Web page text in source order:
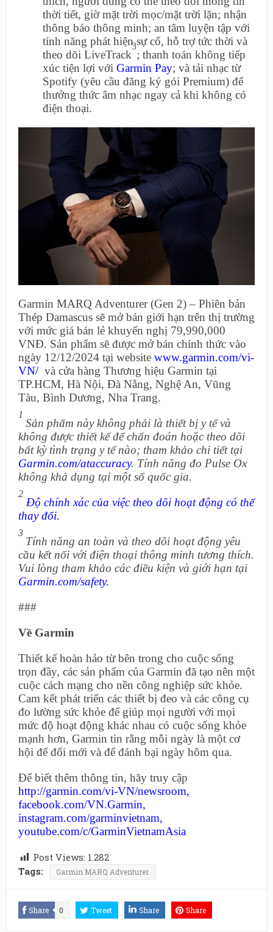
thời tiết, giờ mặt trời mọc/mặt trời lặn; nhận
thông báo thông minh; an tâm luyện tập với
tính năng phát hiện sự cố, hỗ trợ tức thời và
theo dõi LiveTrack
3
; thanh toán không tiếp
xúc tiện lợi với Garmin Pay; và tải nhạc từ
Spotify (yêu cầu đăng ký gói Premium) để
thưởng thức âm nhạc ngay cả khi không có
điện thoại.
Garmin MARQ Adventurer (Gen 2) – Phiên bản
Thép Damascus sẽ mở bán giới hạn trên thị trường
với mức giá bán lẻ khuyến nghị 79,990,000
VNĐ. Sản phẩm sẽ được mở bán chính thức vào
ngày 12/12/2024 tại website www.garmin.com/vi-
VN/và cửa hàng Thương hiệu Garmin tại
TP.HCM, Hà Nội, Đà Nẵng, Nghệ An, Vũng
Tàu, Bình Dương, Nha Trang.
1
Sản phẩm này không phải là thiết bị y tế và
không được thiết kế để chẩn đoán hoặc theo dõi
bất kỳ tình trạng y tế nào; tham khảo chi tiết tại
Garmin.com/ataccuracy. Tính năng đo Pulse Ox
không khả dụng tại một số quốc gia.
2
Độ chính xác của việc theo dõi hoạt động có thể
thay đổi.
3
Tính năng an toàn và theo dõi hoạt động yêu
cầu kết nối với điện thoại thông minh tương thích.
Vui lòng tham khảo các điều kiện và giới hạn tại
Garmin.com/safety.
###
Về Garmin
Thiết kế hoàn hảo từ bên trong cho cuộc sống
trọn đầy, các sản phẩm của Garmin đã tạo nên một
cuộc cách mạng cho nền công nghiệp sức khỏe.
Cam kết phát triển các thiết bị đeo và các công cụ
đo lường sức khỏe để giúp mọi người với mọi
mức độ hoạt động khác nhau có cuộc sống khỏe
mạnh hơn, Garmin tin rằng mỗi ngày là một cơ
hội để đổi mới và để đánh bại ngày hôm qua.
Để biết thêm thông tin, hãy truy cập
http://garmin.com/vi-VN/newsroom,
facebook.com/VN.Garmin,
instagram.com/garminvietnam,
youtube.com/c/GarminVietnamAsia
Post Views: 1.282
Tags:
Garmin MARQ Adventurer
Share 0 Tweet Share Share